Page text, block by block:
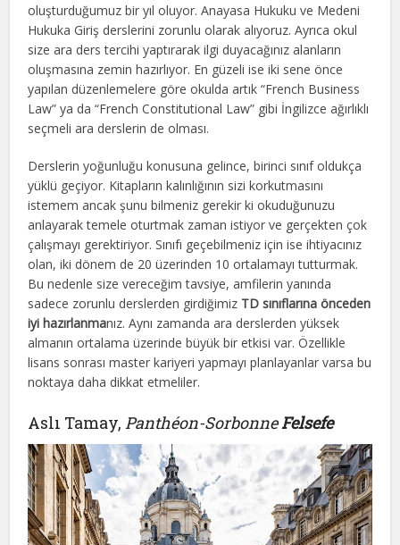
oluşturduğumuz bir yıl oluyor. Anayasa Hukuku ve Medeni
Hukuka Giriş derslerini zorunlu olarak alıyoruz. Ayrıca okul
size ara ders tercihi yaptırarak ilgi duyacağınız alanların
oluşmasına zemin hazırlıyor. En güzeli ise iki sene önce
yapılan düzenlemelere göre okulda artık “French Business
Law” ya da “French Constitutional Law” gibi İngilizce ağırlıklı
seçmeli ara derslerin de olması.
Derslerin yoğunluğu konusuna gelince, birinci sınıf oldukça
yüklü geçiyor. Kitapların kalınlığının sizi korkutmasını
istemem ancak şunu bilmeniz gerekir ki okuduğunuzu
anlayarak temele oturtmak zaman istiyor ve gerçekten çok
çalışmayı gerektiriyor. Sınıfı geçebilmeniz için ise ihtiyacınız
olan, iki dönem de 20 üzerinden 10 ortalamayı tutturmak.
Bu nedenle size vereceğim tavsiye, amfilerin yanında
sadece zorunlu derslerden girdiğimiz TD sınıflarına önceden
iyi hazırlanmanız. Aynı zamanda ara derslerden yüksek
almanın ortalama üzerinde büyük bir etkisi var. Özellikle
lisans sonrası master kariyeri yapmayı planlayanlar varsa bu
noktaya daha dikkat etmeliler.
Aslı Tamay,Panthéon-SorbonneFelsefe